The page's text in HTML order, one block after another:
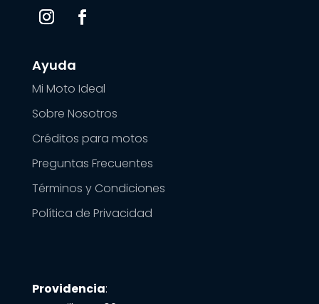
Ayuda
Mi Moto Ideal
Sobre Nosotros
Créditos para motos
Preguntas Frecuentes
Términos y Condiciones
Política de Privacidad
Providencia: